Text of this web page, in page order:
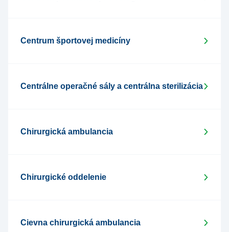
Centrum športovej medicíny
Centrálne operačné sály a centrálna sterilizácia
Chirurgická ambulancia
Chirurgické oddelenie
Cievna chirurgická ambulancia